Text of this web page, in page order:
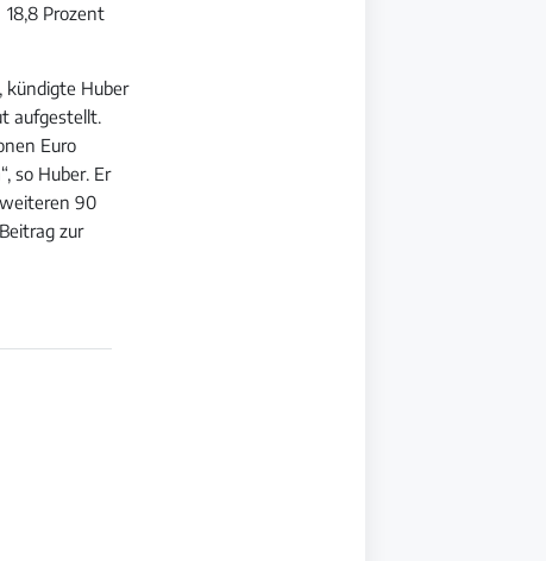
Prozent
kündigte Huber
aufgestellt.
Euro
so Huber. Er
90
zur